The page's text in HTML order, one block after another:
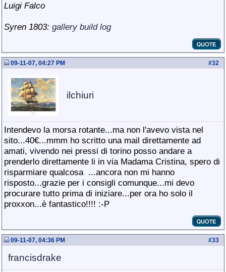
Luigi Falco
Syren 1803: gallery build log
#32
09-11-07, 04:27 PM
ilchiuri
Intendevo la morsa rotante...ma non l'avevo vista nel
sito...40€...mmm ho scritto una mail direttamente ad
amati, vivendo nei pressi di torino posso andare a
prenderlo direttamente li in via Madama Cristina, spero di
risparmiare qualcosa ...ancora non mi hanno
risposto...grazie per i consigli comunque...mi devo
procurare tutto prima di iniziare...per ora ho solo il
proxxon...è fantastico!!!! :-P
#33
09-11-07, 04:36 PM
francisdrake